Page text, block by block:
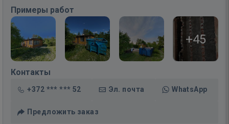
Примеры работ
+45
Контакты
+372 *** *** 52 Эл. почта WhatsApp
Предложить заказ